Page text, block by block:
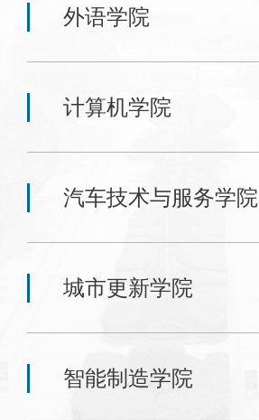
外语学院
计算机学院
汽车技术与服务学院
城市更新学院
智能制造学院